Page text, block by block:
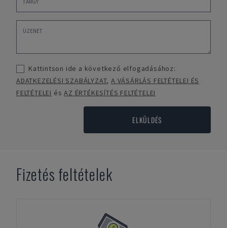
Kattintson ide a következő elfogadásához:
ADATKEZELÉSI SZABÁLYZAT,A VÁSÁRLÁS FELTÉTELEI ÉS
FELTÉTELEI ésAZ ÉRTÉKESÍTÉS FELTÉTELEI
ELKÜLDÉS
Fizetés feltételek